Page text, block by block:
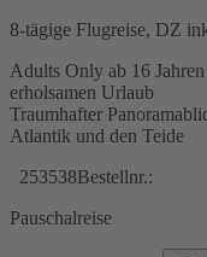
8-tägige Flugreise, DZ
Adults Only ab 16
erholsamen Urlaub
Traumhafter
Atlantik und den Teide
253538Bestellnr.:
Pauschalreise